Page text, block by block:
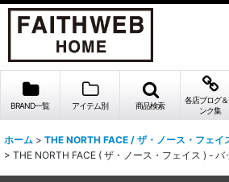
BRAND一覧 アイテム別 商品検索
各店ブログ＆
ンク集
ホーム > THE NORTH FACE / ザ・ノース・フェイ
> THE NORTH FACE ( ザ・ノース・フェイス ) -